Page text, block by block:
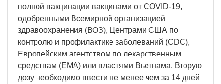
полной вакцинации вакцинами от COVID-19,
одобренными Всемирной организацией
здравоохранения (ВОЗ), Центрами США по
контролю и профилактике заболеваний (CDC),
Европейским агентством по лекарственным
средствам (EMA) или властями Вьетнама. Вторую
дозу необходимо ввести не менее чем за 14 дней